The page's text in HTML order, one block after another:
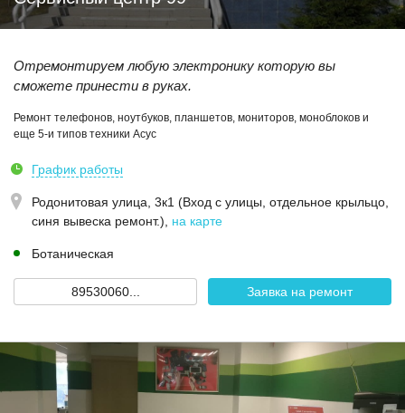
Отремонтируем любую электронику которую вы
сможете принести в руках.
Ремонт телефонов, ноутбуков, планшетов, мониторов, моноблоков и
еще 5-и типов техники Асус
График работы
Родонитовая улица, 3к1 (Вход с улицы, отдельное крыльцо,
синя вывеска ремонт.)
на карте
Ботаническая
89530060... Заявка на ремонт